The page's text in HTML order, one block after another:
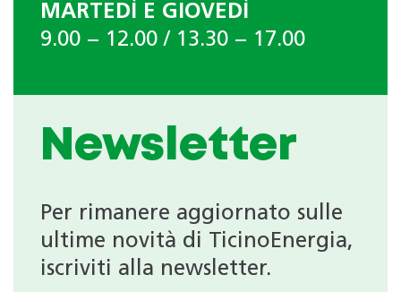
MARTEDÌ E GIOVEDÌ
9.00 − 12.00 / 13.30 − 17.00
Newsletter
Per rimanere aggiornato sulle
ultime novità di TicinoEnergia,
iscriviti alla newsletter.